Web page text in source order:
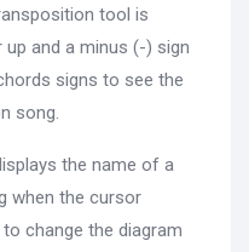
tool is
and a minus (-) sign
signs to see the
song.
the name of a
when the cursor
change the diagram